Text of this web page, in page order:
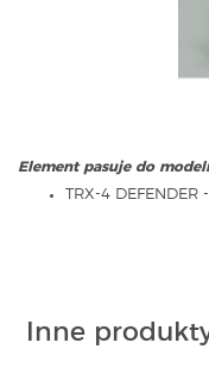
Element pasuje do
TRX-4 DEFENDER
Inne